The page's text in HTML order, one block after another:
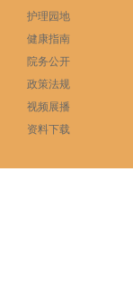
护理园地
健康指南
院务公开
政策法规
视频展播
资料下载